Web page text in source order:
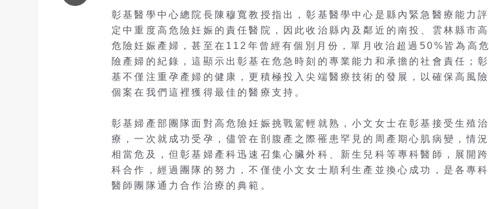
彰基醫學中心總院長陳穆寬教授指出，彰基醫學中心是縣內緊急醫療能力評
定中重度高危險妊娠的責任醫院，因此收治縣內及鄰近的南投、雲林縣市高
危險妊娠產婦，甚至在112年曾經有個別月份，單月收治超過50%皆為高危
險產婦的紀錄，這顯示出彰基在危急時刻的專業能力和承擔的社會責任；彰
基不僅注重孕產婦的健康，更積極投入尖端醫療技術的發展，以確保高風險
個案在我們這裡獲得最佳的醫療支持。
彰基婦產部團隊面對高危險妊娠挑戰駕輕就熟，小文女士在彰基接受生殖治
療，一次就成功受孕，儘管在剖腹產之際罹患罕見的周產期心肌病變，情況
相當危及，但彰基婦產科迅速召集心臟外科、新生兒科等專科醫師，展開跨
科合作，經過團隊的努力，不僅使小文女士順利生產並換心成功，是各專科
醫師團隊通力合作治療的典範。